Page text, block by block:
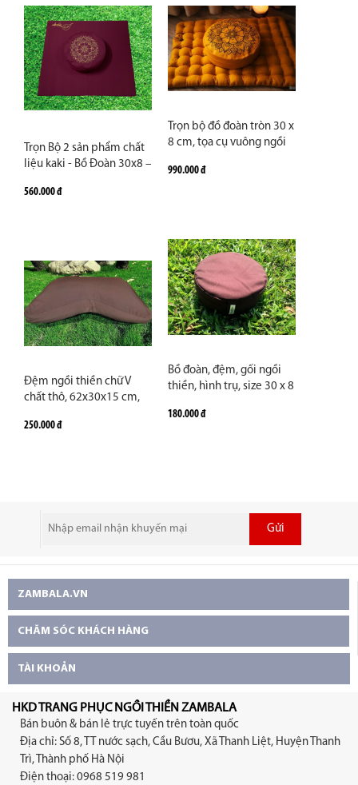
Trọn Bộ 2 sản phẩm chất
liệu kaki - Bồ Đoàn 30x8 –
Zambala | Đệm Ngồi
560.000 đ
Đệm ngồi thiền chữ V
chất thô, 62x30x15 cm,
chất thô hỗ trợ đắc lực
250.000 đ
Trọn bộ đồ đoàn tròn 30 x
8 cm, tọa cụ vuông ngồi
vải, ruột bông gạo thiên
990.000 đ
Bồ đoàn, đệm, gối ngồi
thiền, hình trụ, size 30 x 8
xanh, màu nâu, đỏ đô.
180.000 đ
Gửi
ZAMBALA.VN
CHĂM SÓC KHÁCH HÀNG
TÀI KHOẢN
HKD TRANG PHỤC NGỒI THIỀN ZAMBALA
Bán buôn & bán lẻ trực tuyến trên toàn quốc
Địa chỉ: Số 8, TT nước sạch, Cầu Bươu, Xã Thanh Liệt, Huyện Thanh
Trì, Thành phố Hà Nội
Điện thoại: 0968 519 981